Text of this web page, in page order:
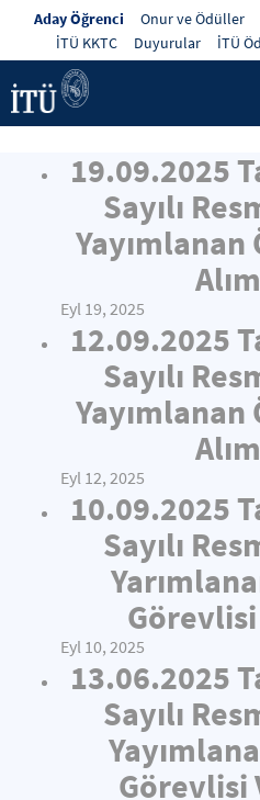
Aday Öğrenci Onur ve Ödüller
İTÜ KKTC
Duyurular İTÜ
19.09.2025
Sayılı
Eyl 19, 2025
12.09.2025
Sayılı
Eyl 12, 2025
10.09.2025
Sayılı
Görevlisi
Eyl 10, 2025
13.06.2025
Sayılı
Görevlisi